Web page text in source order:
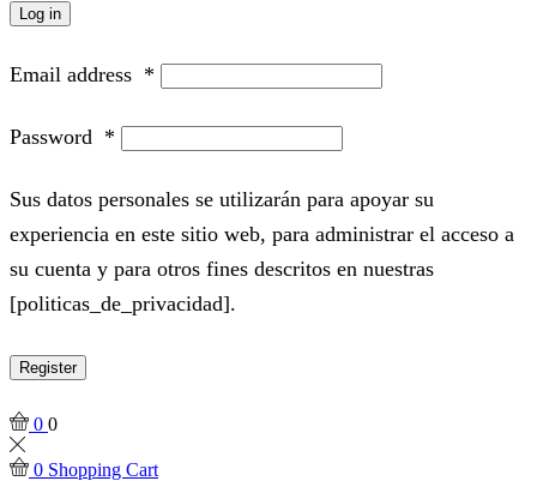
Log in
Email address *
Password *
Sus datos personales se utilizarán para apoyar su
experiencia en este sitio web, para administrar el acceso a
su cuenta y para otros fines descritos en nuestras
[politicas_de_privacidad].
Register
0 0
0 Shopping Cart